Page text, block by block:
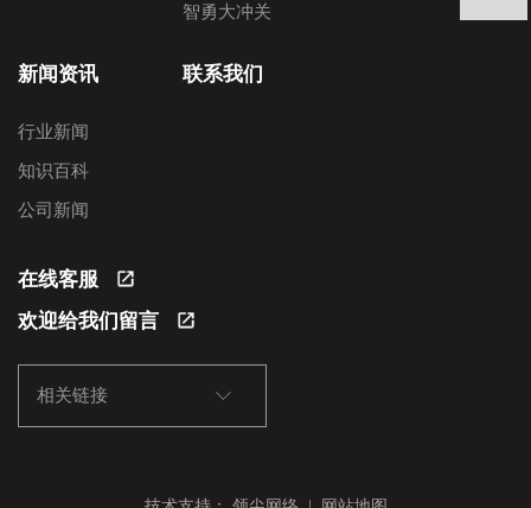
智勇大冲关
新闻资讯
行业新闻
知识百科
公司新闻
联系我们
在线客服
欢迎给我们留言
相关链接